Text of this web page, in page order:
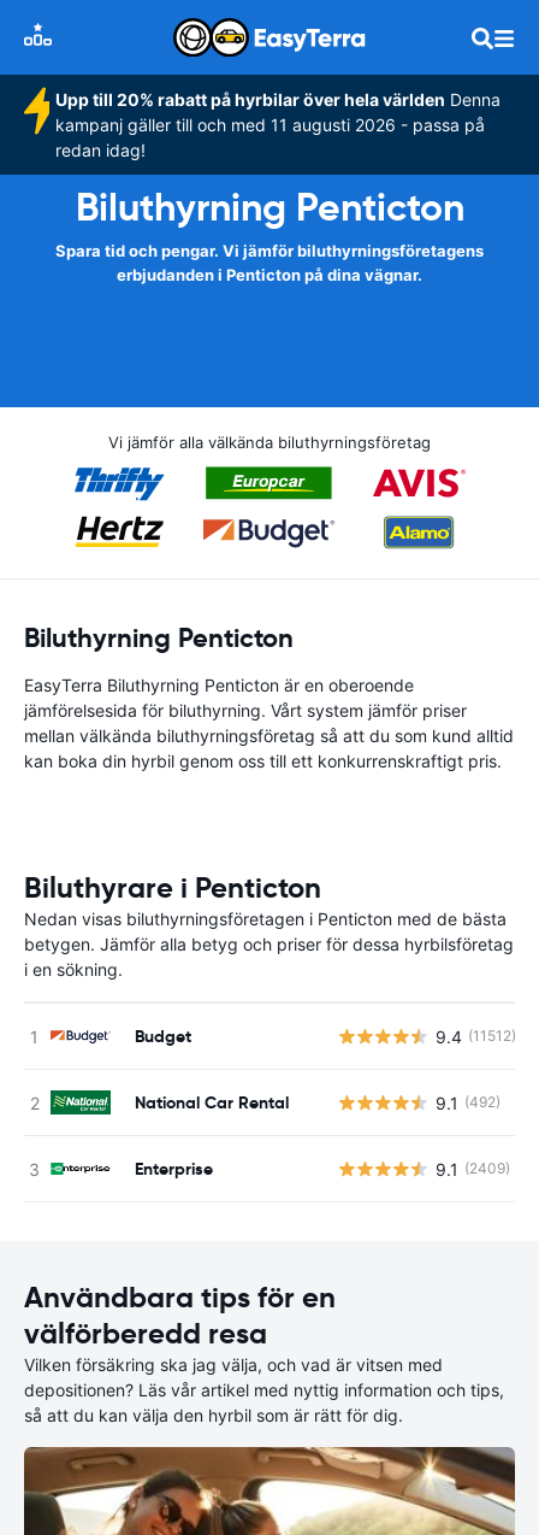
Upp till 20% rabatt på hyrbilar över hela världen Denna
kampanj gäller till och med 11 augusti 2026 - passa på
redan idag!
Biluthyrning Penticton
Spara tid och pengar. Vi jämför biluthyrningsföretagens
erbjudanden i Penticton på dina vägnar.
Vi jämför alla välkända biluthyrningsföretag
Biluthyrning Penticton
EasyTerra Biluthyrning Penticton är en oberoende
jämförelsesida för biluthyrning. Vårt system jämför priser
mellan välkända biluthyrningsföretag så att du som kund alltid
kan boka din hyrbil genom oss till ett konkurrenskraftigt pris.
Biluthyrare i Penticton
Nedan visas biluthyrningsföretagen i Penticton med de bästa
betygen. Jämför alla betyg och priser för dessa hyrbilsföretag
i en sökning.
Budget 9.4 (11512)
National Car Rental 9.1 (492)
Enterprise 9.1 (2409)
Användbara tips för en
välförberedd resa
Vilken försäkring ska jag välja, och vad är vitsen med
depositionen? Läs vår artikel med nyttig information och tips,
så att du kan välja den hyrbil som är rätt för dig.